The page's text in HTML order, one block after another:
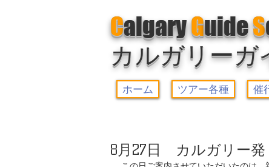
CalgaryGuideS
カルガリーガ
ホーム ツアー各種 催
8月27日 カルガリー